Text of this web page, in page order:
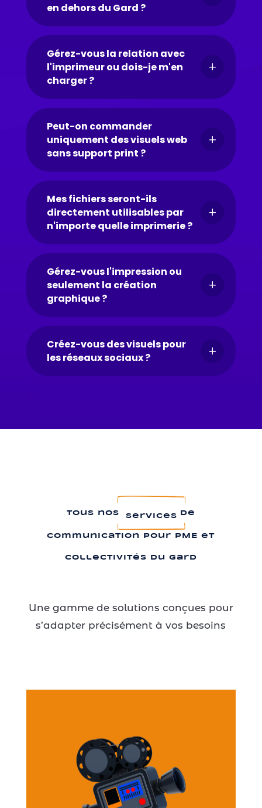
en dehors du Gard ?
L
Gérez-vous la relation avec
l'imprimeur ou dois-je m'en
charger ?
L
Peut-on commander
uniquement des visuels web
sans support print ?
L
Mes fichiers seront-ils
directement utilisables par
n'importe quelle imprimerie ?
L
Gérez-vous l'impression ou
seulement la création
graphique ?
L
Créez-vous des visuels pour
les réseaux sociaux ?
Tous nos Services de
Communication pour PME et
Collectivités du Gard
Une gamme de solutions conçues pour
s’adapter précisément à vos besoins
Prises de vue Drone →